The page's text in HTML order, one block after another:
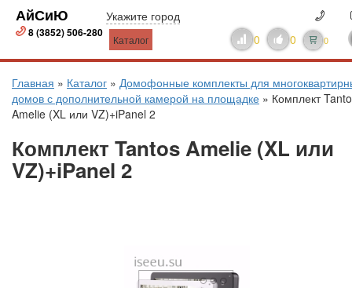
АйСиЮ
8 (3852) 506-280
Укажите город
Каталог 0 0 0
Главная » Каталог » Домофонные комплекты для
домов с дополнительной камерой на площадке » Комплект
Amelie (XL или VZ)+iPanel 2
Комплект Tantos Amelie (XL или
VZ)+iPanel 2